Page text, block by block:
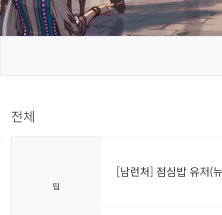
전체
팁
[남런처] 점심밥 유저(